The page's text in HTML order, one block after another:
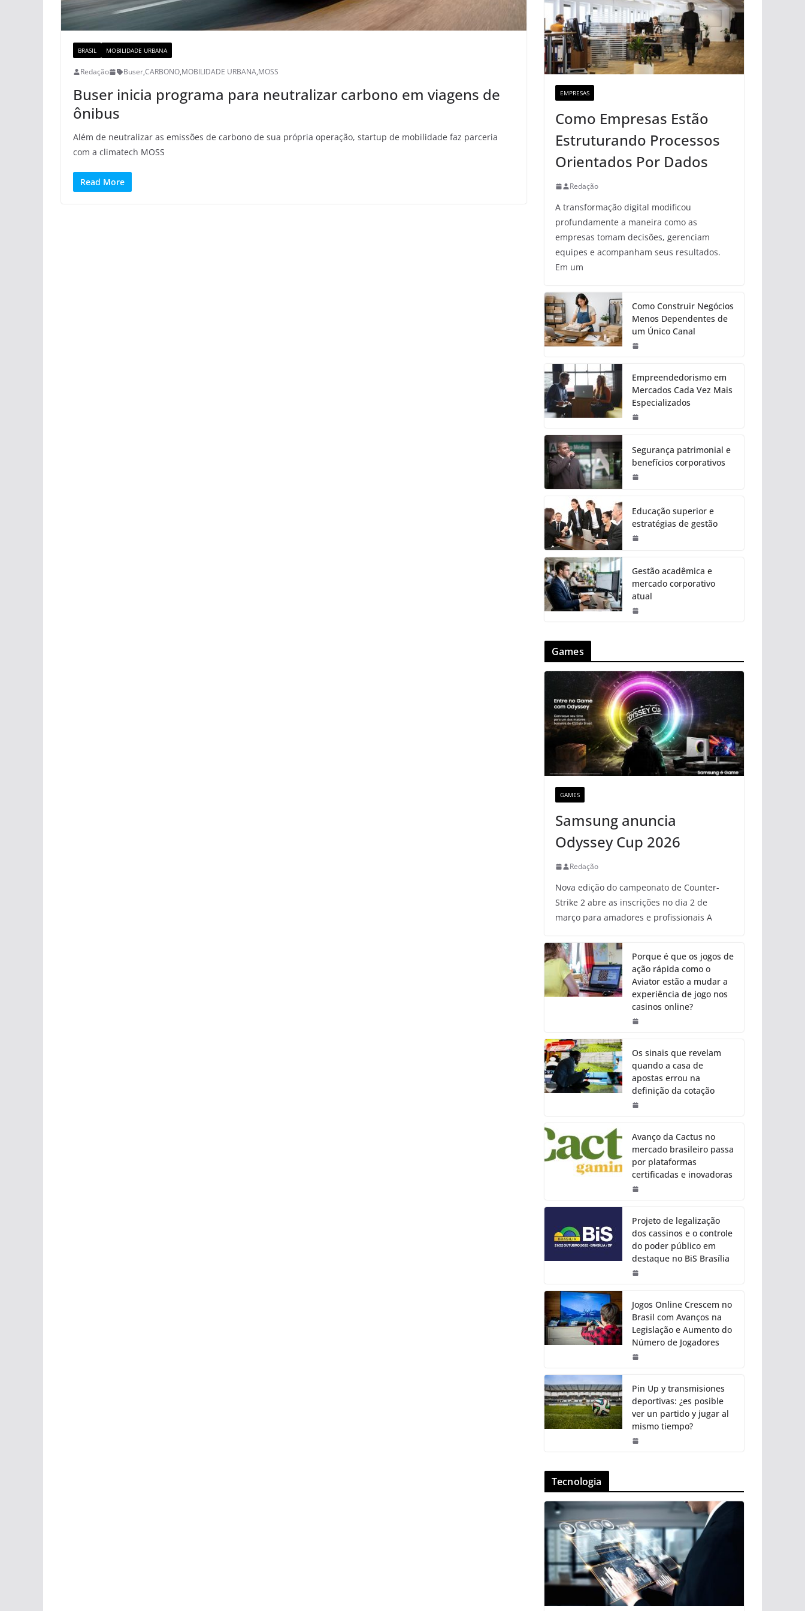
BRASIL MOBILIDADE URBANA
Redação Buser,CARBONO,MOBILIDADE URBANA,MOSS
Buser inicia programa para neutralizar carbono em viagens de
ônibus
Além de neutralizar as emissões de carbono de sua própria operação, startup de mobilidade faz parceria
com a climatech MOSS
Read More
EMPRESAS
Como Empresas Estão
Estruturando Processos
Orientados Por Dados
Redação
A transformação digital modificou
profundamente a maneira como as
empresas tomam decisões, gerenciam
equipes e acompanham seus resultados.
Em um
Como Construir Negócios
Menos Dependentes de
um Único Canal
Empreendedorismo em
Mercados Cada Vez Mais
Especializados
Segurança patrimonial e
benefícios corporativos
Educação superior e
estratégias de gestão
Gestão acadêmica e
mercado corporativo
atual
Games
GAMES
Samsung anuncia
Odyssey Cup 2026
Redação
Nova edição do campeonato de Counter-
Strike 2 abre as inscrições no dia 2 de
março para amadores e profissionais A
Porque é que os jogos de
ação rápida como o
Aviator estão a mudar a
experiência de jogo nos
casinos online?
Os sinais que revelam
quando a casa de
apostas errou na
definição da cotação
Avanço da Cactus no
mercado brasileiro passa
por plataformas
certificadas e inovadoras
Projeto de legalização
dos cassinos e o controle
do poder público em
destaque no BiS Brasília
Jogos Online Crescem no
Brasil com Avanços na
Legislação e Aumento do
Número de Jogadores
Pin Up y transmisiones
deportivas: ¿es posible
ver un partido y jugar al
mismo tiempo?
Tecnologia